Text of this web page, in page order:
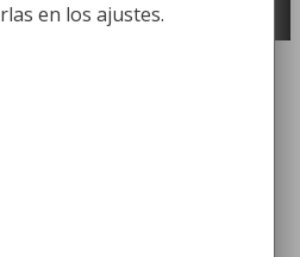
alum.
en los ajustes.